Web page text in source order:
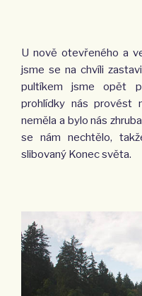
U nově otevřeného a
jsme se na chvíli
pultíkem jsme opět
prohlídky nás provést
neměla a bylo nás
se nám nechtělo,
slibovaný Konec světa.